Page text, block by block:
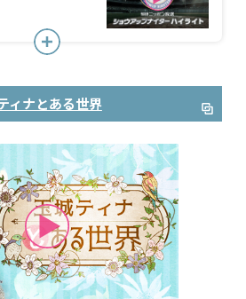
ィナとある世界